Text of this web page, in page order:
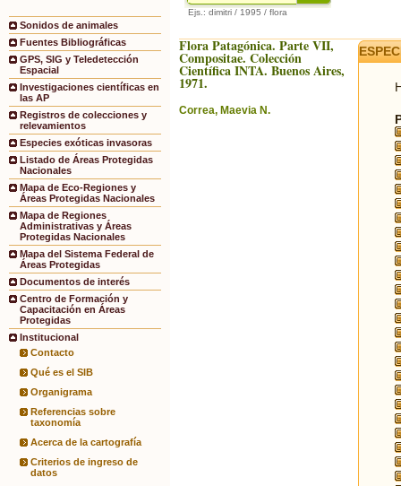
Sonidos de animales
Fuentes Bibliográficas
GPS, SIG y Teledetección
Espacial
Investigaciones científicas en
las AP
Registros de colecciones y
relevamientos
Especies exóticas invasoras
Listado de Áreas Protegidas
Nacionales
Mapa de Eco-Regiones y
Áreas Protegidas Nacionales
Mapa de Regiones
Administrativas y Áreas
Protegidas Nacionales
Mapa del Sistema Federal de
Áreas Protegidas
Documentos de interés
Centro de Formación y
Capacitación en Áreas
Protegidas
Institucional
Contacto
Qué es el SIB
Organigrama
Referencias sobre
taxonomía
Acerca de la cartografía
Criterios de ingreso de
datos
Ejs.: dimitri / 1995 / flora
Flora Patagónica. Parte VII,
Compositae. Colección
Científica INTA. Buenos Aires,
1971.
Correa, Maevia N.